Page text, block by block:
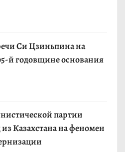
Си Цзиньпина на
й годовщине основания
партии
Казахстана на феномен